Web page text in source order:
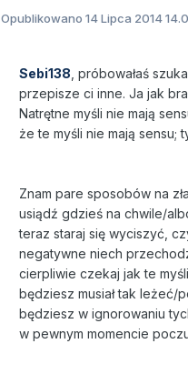
Opublikowano 14 Lipca 2014
Sebi138 , próbowałaś
przepisze ci inne. Ja jak
Natrętne myśli nie mają
że te myśli nie mają sensu;
Znam pare sposobów na
usiądź gdzieś na chwile/
teraz staraj się wyciszyć,
negatywne niech
cierpliwie czekaj jak te
będziesz musiał tak
będziesz w ignorowaniu
w pewnym momencie